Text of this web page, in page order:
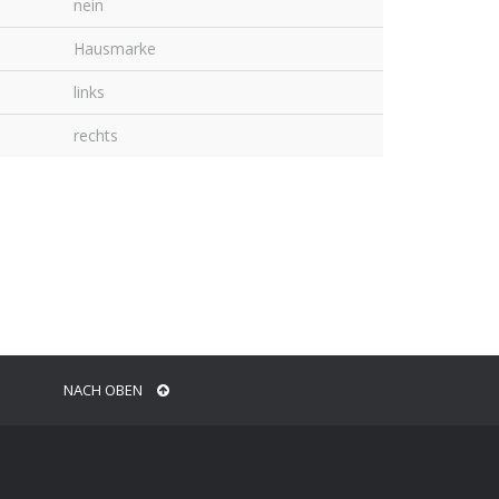
nein
Hausmarke
links
rechts
NACH OBEN